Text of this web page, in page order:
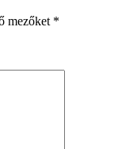
mezőket *